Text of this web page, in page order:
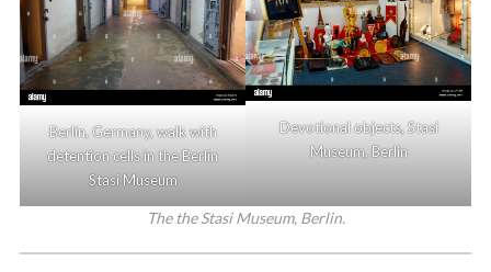
Berlin, Germany, walk with
detention cells in the Berlin
Stasi Museum
Devotional objects, Stasi
Museum, Berlin
The the Stasi Museum, Berlin.